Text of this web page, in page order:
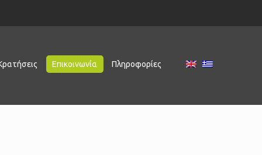
Επικοινωνία Πληροφορίες